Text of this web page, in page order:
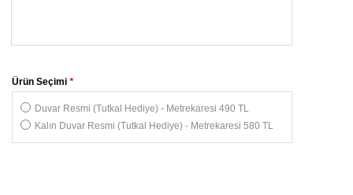
*
Ürün Seçimi
Duvar Resmi (Tutkal Hediye) - Metrekaresi 490 TL
Kalın Duvar Resmi (Tutkal Hediye) - Metrekaresi 580 TL